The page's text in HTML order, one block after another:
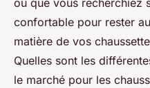
ou que vous recherchiez
confortable pour rester
matière de vos
Quelles sont les
le marché pour les